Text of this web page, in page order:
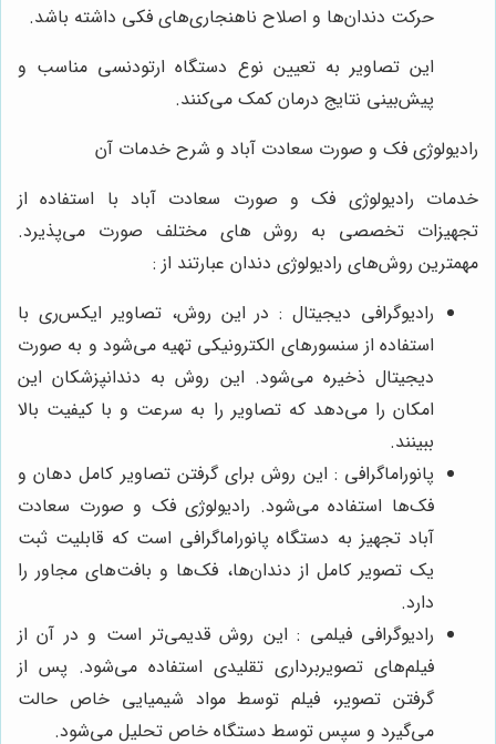
حرکت دندان‌ها و اصلاح ناهنجاری‌های فکی داشته باشد.
این تصاویر به تعیین نوع دستگاه ارتودنسی مناسب و
پیش‌بینی نتایج درمان کمک می‌کنند.
رادیولوژی فک و صورت سعادت آباد و شرح خدمات آن
خدمات رادیولوژی فک و صورت سعادت آباد با استفاده از
تجهیزات تخصصی به روش های مختلف صورت می‌پذیرد.
مهمترین روش‌های رادیولوژی دندان عبارتند از :
رادیوگرافی دیجیتال : در این روش، تصاویر ایکس‌ری با
استفاده از سنسورهای الکترونیکی تهیه می‌شود و به صورت
دیجیتال ذخیره می‌شود. این روش به دندانپزشکان این
امکان را می‌دهد که تصاویر را به سرعت و با کیفیت بالا
ببینند.
پانوراماگرافی : این روش برای گرفتن تصاویر کامل دهان و
فک‌ها استفاده می‌شود. رادیولوژی فک و صورت سعادت
آباد تجهیز به دستگاه پانوراماگرافی است که قابلیت ثبت
یک تصویر کامل از دندان‌ها، فک‌ها و بافت‌های مجاور را
دارد.
رادیوگرافی فیلمی : این روش قدیمی‌تر است و در آن از
فیلم‌های تصویربرداری تقلیدی استفاده می‌شود. پس از
گرفتن تصویر، فیلم توسط مواد شیمیایی‌ خاص حالت
می‌گیرد و سپس توسط دستگاه خاص تحلیل می‌شود.